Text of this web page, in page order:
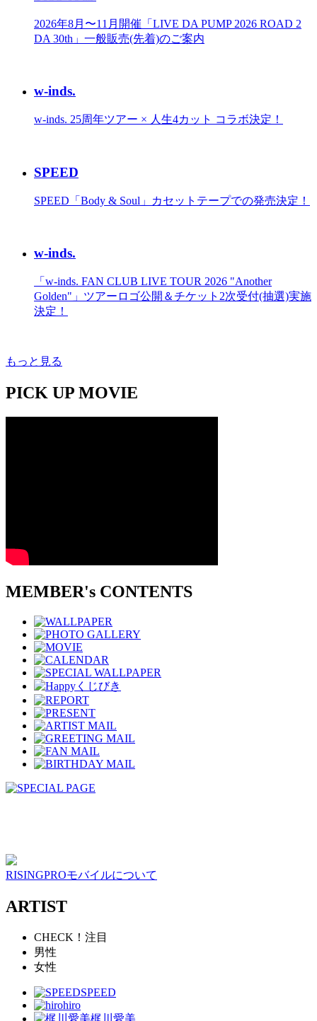
2026年8月〜11月開催「LIVE DA PUMP 2026 ROAD 2
DA 30th」一般販売(先着)のご案内
w-inds.
w-inds. 25周年ツアー × 人生4カット コラボ決定！
SPEED
SPEED「Body & Soul」カセットテープでの発売決定！
w-inds.
「w-inds. FAN CLUB LIVE TOUR 2026 "Another
Golden"」ツアーロゴ公開＆チケット2次受付(抽選)実施
決定！
もっと見る
PICK UP MOVIE
MEMBER's CONTENTS
RISINGPROモバイルについて
ARTIST
CHECK！注目
男性
女性
SPEED
hiro
梶川愛美